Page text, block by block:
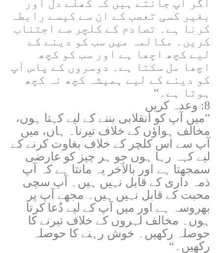
اگر آپ جانتے ہیں کہ کھلے دل اور
بغیر کسی تعصب کے ان سے کیسے رابطہ
کرنا ہے۔ تصادم کے کلچر سے اجتناب
کریں۔ مکالمہ میں سب کو دینے کے
لیے کچھ اچھا ہے اور سب کو کچھ
اچھا مل سکتا ہے۔ دوسروں کے پاس آپ
کو دینے کے لیے ہمیشہ کچھ نہ کچھ
ہوتا ہے۔“
8: وعدہ کریں
”میں آپ کو انقلابی بننے کے لیے کہتا ہوں،
مخالف ہواؤں کے خلاف تیرنا۔ ہاں، میں
آپ سے اس کلچر کے خلاف بغاوت کرنے کے
لیے کہہ رہا ہوں جو ہر چیز کو عارضی
سمجھتا ہے اور بالآخر یہ مانتا ہے کہ آپ
ذمہ داری کے قابل نہیں ہیں۔ آپ سچی
محبت کے قابل نہیں ہیں۔ مجھے آپ پر
بھروسہ ہے اور میں آپ کے لیے دُعا کرتا
ہوں۔ مخالف لہروں کے خلاف تیرنے کا
حوصلہ رکھیں۔ خوش رہنے کا حوصلہ
رکھیں۔“